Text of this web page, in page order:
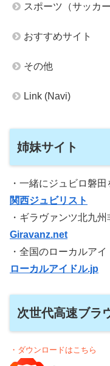
スポーツ（サッカー
おすすめサイト
その他
Link (Navi)
姉妹サイト
・一緒にジュビロ磐田
関西ジュビリスト
・ギラヴァンツ北九
Giravanz.net
・全国のローカルア
ローカルアイドル.jp
次世代高速ブラ
・ダウンロードはこちら